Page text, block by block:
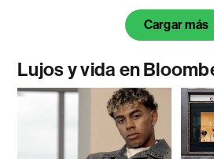
Cargar más
Lujos y vida en